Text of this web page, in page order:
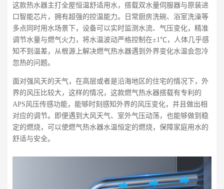
这款热水器主打全屋恒温舒适用水，搭载双水量伺服器与原装进
口智能芯片，拥有超强的控温能力。日常厨房洗碗、浴室洗澡等
多点同时用水场景下，设备可以实时监测水流、气压变化，精准
调节水量与燃气火力，将水温波动严格控制在±1℃，人体几乎感
知不到温差，从根源上解决燃气热水器遇到外界变化水温会忽冷
忽热的问题。
面对强风天的天气，在高层或者是沿海地区的住宅的情况下，外
界的风压比较大，这样的情况，这款燃气热水器搭载有专利的
APS风压传感功能，能够时刻感知外界的风压变化，并且做出相
对应的调节。即便遇到大风天气、室外气压动荡，也能够做到稳
定的燃烧，可以使燃气热水器水温恒定的燃烧，保障家庭用水的
舒适与安全。